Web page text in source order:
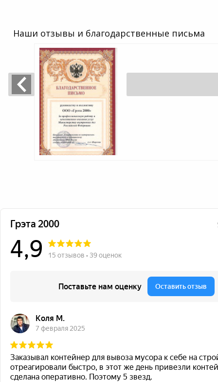
Наши отзывы и благодарственные письма